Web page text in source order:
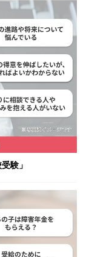
験」